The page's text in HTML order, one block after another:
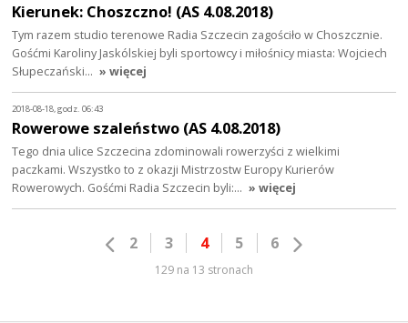
Kierunek: Choszczno! (AS 4.08.2018)
Tym razem studio terenowe Radia Szczecin zagościło w Choszcznie.
Gośćmi Karoliny Jaskólskiej byli sportowcy i miłośnicy miasta: Wojciech
Słupeczański… » więcej
2018-08-18, godz. 06:43
Rowerowe szaleństwo (AS 4.08.2018)
Tego dnia ulice Szczecina zdominowali rowerzyści z wielkimi
paczkami. Wszystko to z okazji Mistrzostw Europy Kurierów
Rowerowych. Gośćmi Radia Szczecin byli:… » więcej
2 3 4 5 6
129 na 13 stronach